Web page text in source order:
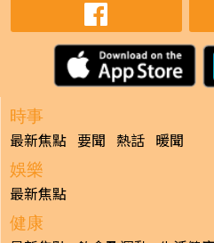
時事
最新焦點 要聞 熱話 暖聞
娛樂
最新焦點
健康